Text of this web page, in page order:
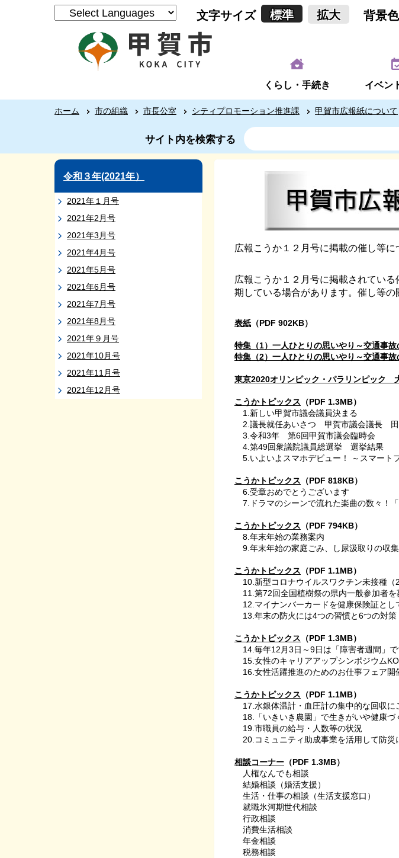
文字サイズ 標準 拡大 背景色
くらし・手続き イベン
ホーム 市の組織 市長公室 シティプロモーション推進課 甲賀市広報紙について
サイト内を検索する
令和３年(2021年）
2021年１月号
2021年2月号
2021年3月号
2021年4月号
2021年5月号
2021年6月号
2021年7月号
2021年8月号
2021年９月号
2021年10月号
2021年11月号
2021年12月号
広報こうか１２ 月号に掲載の催し等に
広報こうか１２月号に掲載されてい
期している場合があります。催し等の
表紙 （PDF 902KB）
特集（1）一人ひとりの思いやり～交通事故
特集（2）一人ひとりの思いやり～交通事故
東京2020オリンピック・パラリンピック
こうかトピックス （PDF 1.3MB）
1.新しい甲賀市議会議員決まる
2.議長就任あいさつ 甲賀市議会議長
3.令和3年 第6回甲賀市議会臨時会
4.第49回衆議院議員総選挙 選挙結果
5.いよいよスマホデビュー！ ～スマート
こうかトピックス （PDF 818KB）
6.受章おめでとうございます
7.ドラマのシーンで流れた楽曲の数々！
こうかトピックス （PDF 794KB）
8.年末年始の業務案内
9.年末年始の家庭ごみ、し尿汲取りの収
こうかトピックス （PDF 1.1MB）
10.新型コロナウイルスワクチン未接種
11.第72回全国植樹祭の県内一般参加者を
12.マイナンバーカードを健康保険証とし
13.年末の防火には4つの習慣と6つの対策
こうかトピックス （PDF 1.3MB）
14.毎年12月3日～9日は「障害者週間」で
15.女性のキャリアアップシンポジウム
16.女性活躍推進のためのお仕事フェア開
こうかトピックス （PDF 1.1MB）
17.水銀体温計・血圧計の集中的な回収に
18.「いきいき農園」で生きがいや健康づ
19.市職員の給与・人数等の状況
20.コミュニティ助成事業を活用して防災
相談コーナー （PDF 1.3MB）
人権なんでも相談
結婚相談（婚活支援）
生活・仕事の相談（生活支援窓口）
就職氷河期世代相談
行政相談
消費生活相談
年金相談
税務相談